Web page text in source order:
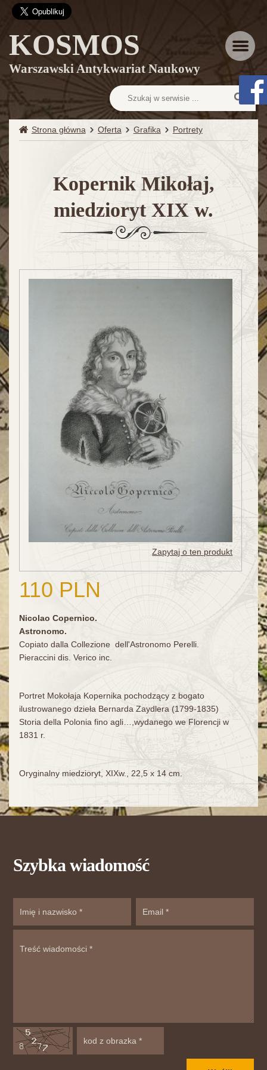
KOSMOS
Warszawski Antykwariat Naukowy
Menu
Strona główna Oferta Grafika Portrety
Kopernik Mikołaj,
miedzioryt XIX w.
Zapytaj o ten produkt
110 PLN
Nicolao Copernico.
Astronomo.
Copiato dalla Collezione dell'Astronomo Perelli.
Pieraccini dis. Verico inc.
Portret Mokołaja Kopernika pochodzący z bogato
ilustrowanego dzieła Bernarda Zaydlera (1799-1835)
Storia della Polonia fino agli…,wydanego we Florencji w
1831 r.
Oryginalny miedzioryt, XIXw., 22,5 x 14 cm.
Szybka wiadomość